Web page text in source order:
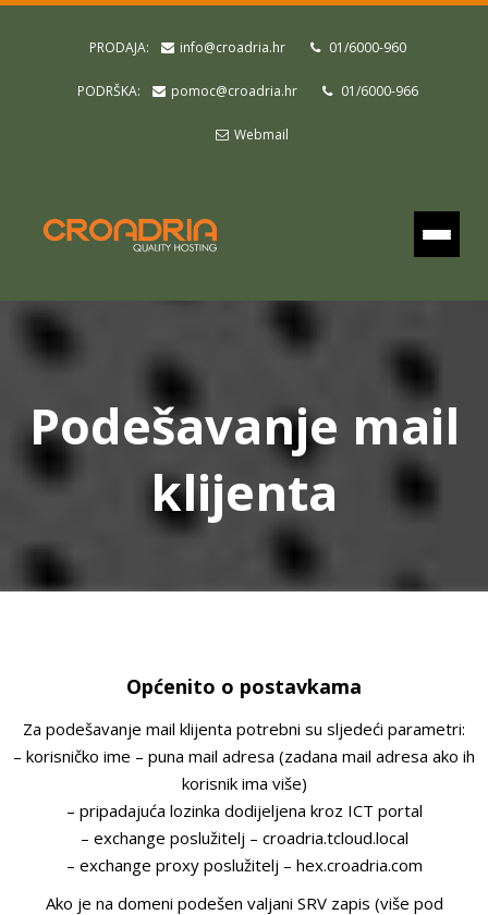
PRODAJA: info@croadria.hr 01/6000-960
PODRŠKA: pomoc@croadria.hr 01/6000-966
Webmail
Podešavanje mail
klijenta
Općenito o postavkama
Za podešavanje mail klijenta potrebni su sljedeći parametri:
– korisničko ime – puna mail adresa (zadana mail adresa ako ih
korisnik ima više)
– pripadajuća lozinka dodijeljena kroz ICT portal
– exchange poslužitelj – croadria.tcloud.local
– exchange proxy poslužitelj – hex.croadria.com
Ako je na domeni podešen valjani SRV zapis (više pod